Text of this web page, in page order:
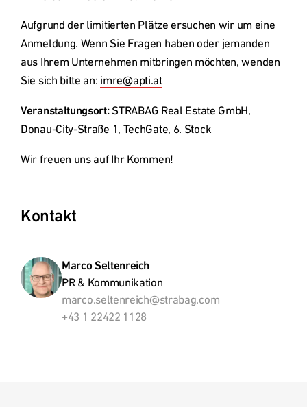
Aufgrund der limitierten Plätze ersuchen wir um eine
Anmeldung. Wenn Sie Fragen haben oder jemanden
aus Ihrem Unternehmen mitbringen möchten, wenden
Sie sich bitte an: imre@apti.at
Veranstaltungsort: STRABAG Real Estate GmbH,
Wir freuen uns auf Ihr Kommen!
Kontakt
Marco Seltenreich
PR & Kommunikation
marco.seltenreich@strabag.com
+43 1 22422 1128